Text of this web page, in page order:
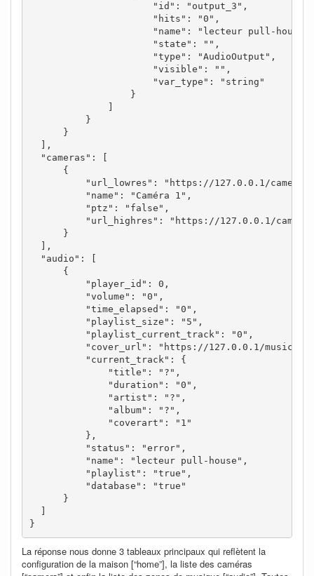
                      "id": "output_3",
                      "hits": "0",
"name": "lecteur pull-
                      "state": "",
                      "type": "AudioOutput",
                      "visible": "",
                      "var_type": "string"
                  }
          }
      }
  ],
  "cameras": [
      {
"url_lowres": "https://127.0.0.1/
          "name": "Caméra 1",
          "ptz": "false",
"url_highres": "https://127.0.0.1/
      }
  ],
  "audio": [
      {
          "player_id": 0,
          "volume": "0",
          "time_elapsed": "0",
          "playlist_size": "5",
          "playlist_current_track": "0",
"cover_url": "https://127.0.0.1/
          "current_track": {
              "title": "?",
              "duration": "0",
              "artist": "?",
              "album": "?",
              "coverart": "1"
          },
          "status": "error",
          "name": "lecteur pull-house",
          "playlist": "true",
          "database": "true"
      }
}
La réponse nous donne 3 tableaux principaux qui reflètent la
configuration de la maison [“home”], la liste des caméras